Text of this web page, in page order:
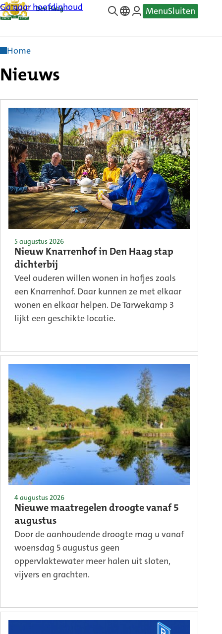
Ga naar hoofdinhoud
—
MenuSluiten
Home
Nieuws
Nieuw Knarrenhof in Den Haag stap
dichterbij
5 augustus 2026
Veel ouderen willen wonen in hofjes zoals
een Knarrenhof. Daar kunnen ze met elkaar
wonen en elkaar helpen. De Tarwekamp 3
lijkt een geschikte locatie.
Nieuwe maatregelen droogte vanaf 5
augustus
4 augustus 2026
Door de aanhoudende droogte mag u vanaf
woensdag 5 augustus geen
oppervlaktewater meer halen uit sloten,
vijvers en grachten.